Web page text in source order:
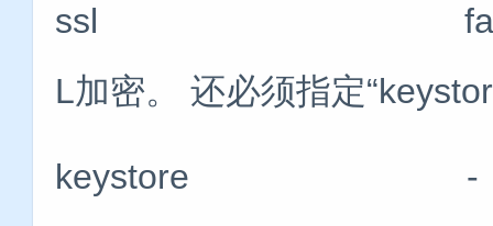
ssl false 将其
L加密。 还必须指定
keystore - 这是